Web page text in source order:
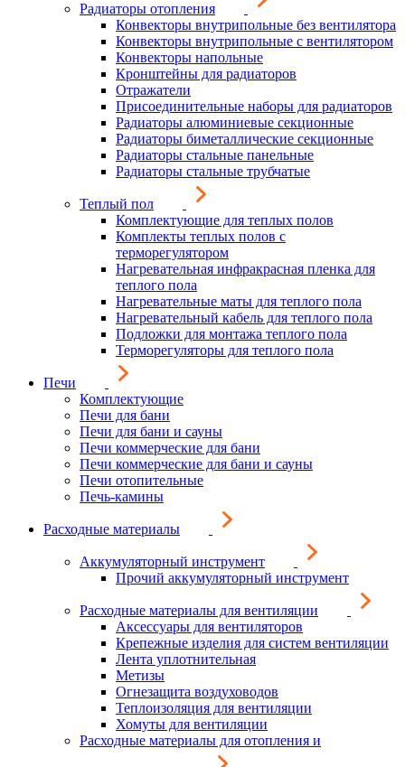
Радиаторы отопления
Конвекторы внутрипольные без вентилятора
Конвекторы внутрипольные с вентилятором
Конвекторы напольные
Кронштейны для радиаторов
Отражатели
Присоединительные наборы для радиаторов
Радиаторы алюминиевые секционные
Радиаторы биметаллические секционные
Радиаторы стальные панельные
Радиаторы стальные трубчатые
Теплый пол
Комплектующие для теплых полов
Комплекты теплых полов с
терморегулятором
Нагревательная инфракрасная пленка для
теплого пола
Нагревательные маты для теплого пола
Нагревательный кабель для теплого пола
Подложки для монтажа теплого пола
Терморегуляторы для теплого пола
Печи
Комплектующие
Печи для бани
Печи для бани и сауны
Печи коммерческие для бани
Печи коммерческие для бани и сауны
Печи отопительные
Печь-камины
Расходные материалы
Аккумуляторный инструмент
Прочий аккумуляторный инструмент
Расходные материалы для вентиляции
Аксессуары для вентиляторов
Крепежные изделия для систем вентиляции
Лента уплотнительная
Метизы
Огнезащита воздуховодов
Теплоизоляция для вентиляции
Хомуты для вентиляции
Расходные материалы для отопления и